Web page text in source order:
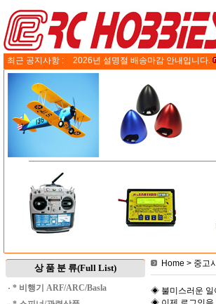
최근 공지사항 : 2026년 설명절 배송마감 안내입니다.
상 품 분 류(Full List)
· * 비행기 ARF/ARC/Basla
Home > 중고
◈ 불미스러운 일